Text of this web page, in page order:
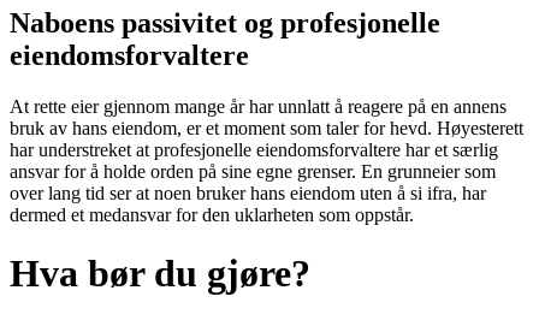
Naboens passivitet og profesjonelle
eiendomsforvaltere
At rette eier gjennom mange år har unnlatt å reagere på en annens
bruk av hans eiendom, er et moment som taler for hevd. Høyesterett
har understreket at profesjonelle eiendomsforvaltere har et særlig
ansvar for å holde orden på sine egne grenser. En grunneier som
over lang tid ser at noen bruker hans eiendom uten å si ifra, har
dermed et medansvar for den uklarheten som oppstår.
Hva bør du gjøre?